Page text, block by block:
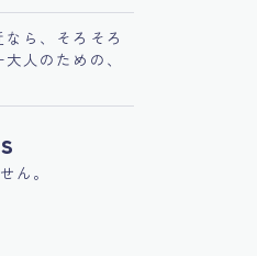
なら、そろそろ
人のための、
ん。